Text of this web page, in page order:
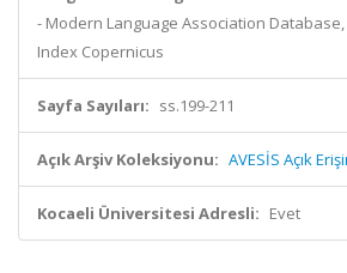
- Modern Language Association Database,
Index Copernicus
Sayfa Sayıları: ss.199-211
Açık Arşiv Koleksiyonu: AVESİS Açık
Kocaeli Üniversitesi Adresli: Evet